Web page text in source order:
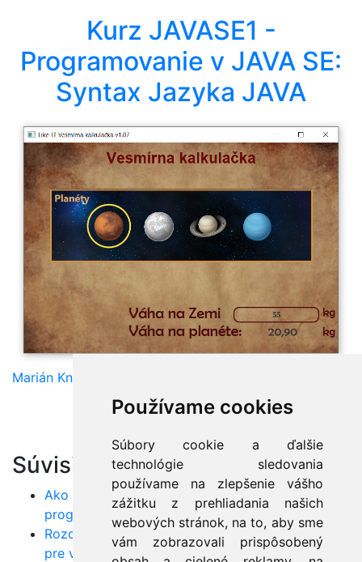
Používame cookies
Súbory cookie a ďalšie
technológie sledovania
používame na zlepšenie vášho
zážitku z prehliadania našich
webových stránok, na to, aby sme
vám zobrazovali prispôsobený
Kurz JAVASE1 -
Programovanie v JAVA SE:
Syntax Jazyka JAVA
Marián Knězek
Súvisiace články:
Ako začať s Javou: Prvý krok ku kariére
programátora
Rozdiely medzi Java, C++ a C#: Ktorý jazyk je
pre vás najvhodnejší?